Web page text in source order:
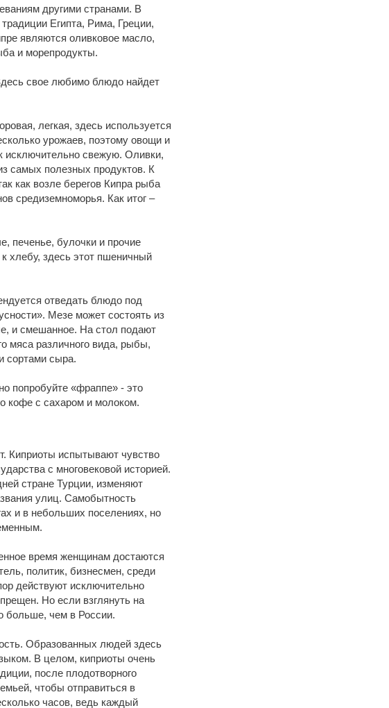
другими странами. В
Египта, Рима, Греции,
являются оливковое масло,
и морепродукты.
свое любимо блюдо найдет
легкая, здесь используется
урожаев, поэтому овощи и
исключительно свежую. Оливки,
самых полезных продуктов. К
как возле берегов Кипра рыба
средиземноморья. Как итог –
печенье, булочки и прочие
хлебу, здесь этот пшеничный
отведать блюдо под
Мезе может состоять из
и смешанное. На стол подают
мяса различного вида, рыбы,
сортами сыра.
попробуйте «фраппе» - это
кофе с сахаром и молоком.
Киприоты испытывают чувство
с многовековой историей.
стране Турции, изменяют
улиц. Самобытность
и в небольших поселениях, но
время женщинам достаются
политик, бизнесмен, среди
действуют исключительно
Но если взглянуть на
больше, чем в России.
Образованных людей здесь
В целом, киприоты очень
после плодотворного
чтобы отправиться в
часов, ведь каждый